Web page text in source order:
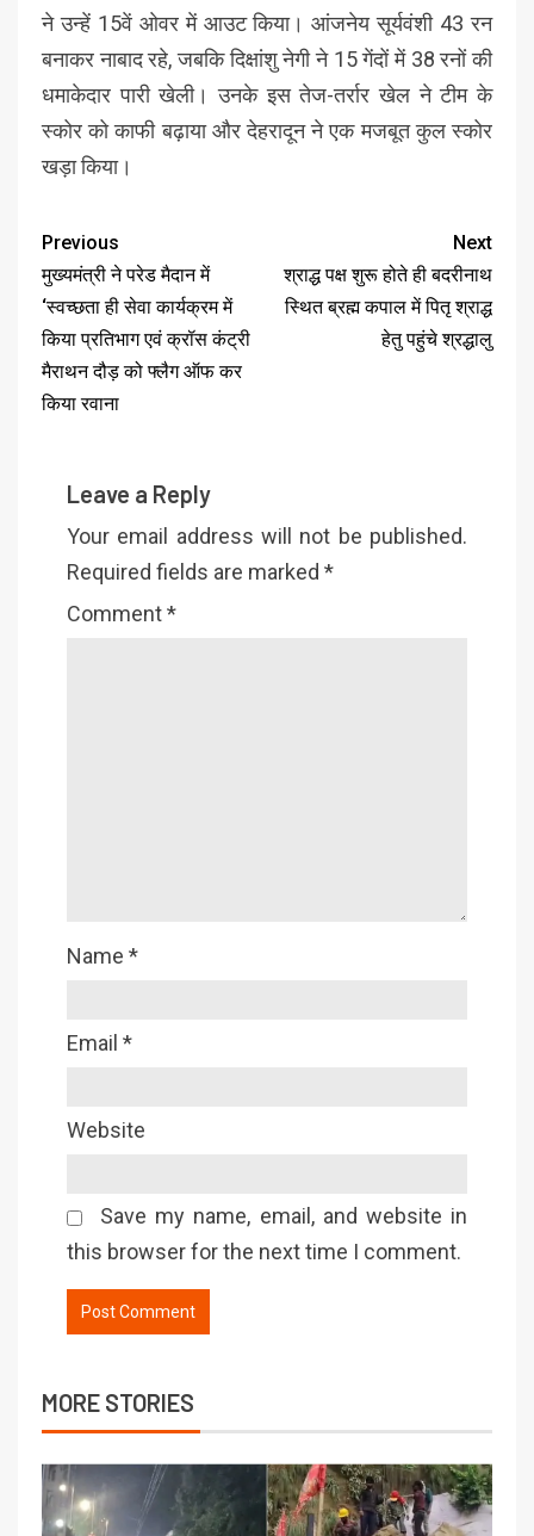
ने उन्हें 15वें ओवर में आउट किया। आंजनेय सूर्यवंशी 43 रन
बनाकर नाबाद रहे, जबकि दिक्षांशु नेगी ने 15 गेंदों में 38 रनों की
धमाकेदार पारी खेली। उनके इस तेज-तर्रार खेल ने टीम के
स्कोर को काफी बढ़ाया और देहरादून ने एक मजबूत कुल स्कोर
खड़ा किया।
Previous
मुख्यमंत्री ने परेड मैदान में
‘स्वच्छता ही सेवा कार्यक्रम में
किया प्रतिभाग एवं क्रॉस कंट्री
मैराथन दौड़ को फ्लैग ऑफ कर
किया रवाना
Next
श्राद्ध पक्ष शुरू होते ही बदरीनाथ
स्थित ब्रह्म कपाल में पितृ श्राद्ध
हेतु पहुंचे श्रद्धालु
Leave a Reply
Your email address will not be published.
Required fields are marked *
Comment*
Name *
Email *
Website
Save my name, email, and website in
this browser for the next time I comment.
MORE STORIES